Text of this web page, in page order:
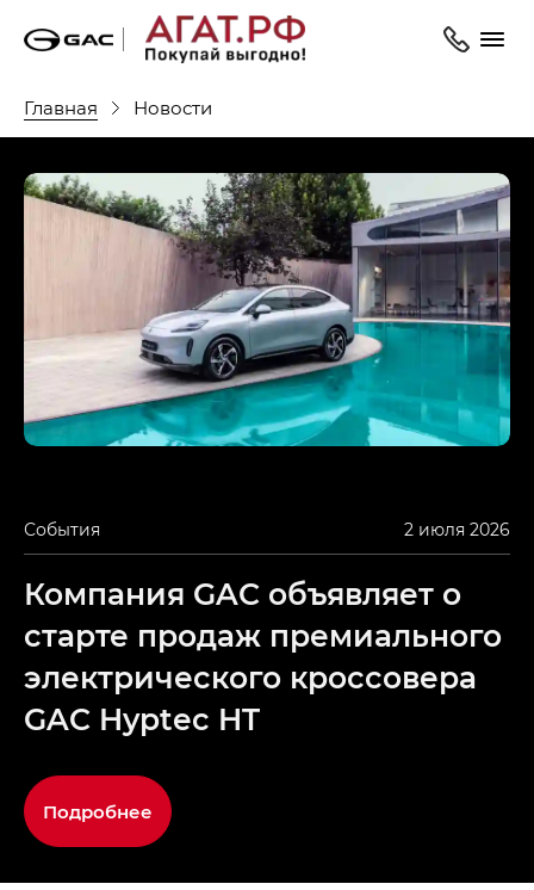
Главная Новости
События 2 июля 2026
Компания GAC объявляет о
старте продаж премиального
электрического кроссовера
GAC Hyptec HT
Подробнее